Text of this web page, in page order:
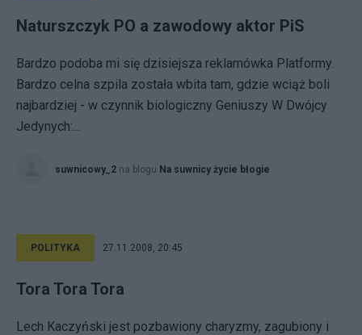
Naturszczyk PO a zawodowy aktor PiS
Bardzo podoba mi się dzisiejsza reklamówka Platformy.
Bardzo celna szpila została wbita tam, gdzie wciąż boli
najbardziej - w czynnik biologiczny Geniuszy W Dwójcy
Jedynych:...
suwnicowy_2 na blogu Na suwnicy życie błogie
POLITYKA 27.11.2008, 20:45
Tora Tora Tora
Lech Kaczyński jest pozbawiony charyzmy, zagubiony i